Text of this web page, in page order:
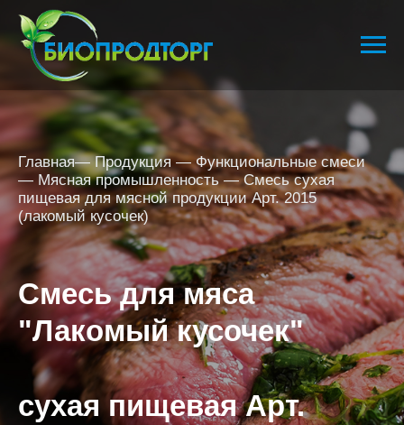
Смесь для мяса
"Лакомый кусочек"
Главная—Продукция—Функциональные смеси
— Мясная промышленность—Смесь сухая
пищевая для мясной продукции Арт. 2015
(лакомый кусочек)
сухая пищевая Арт.